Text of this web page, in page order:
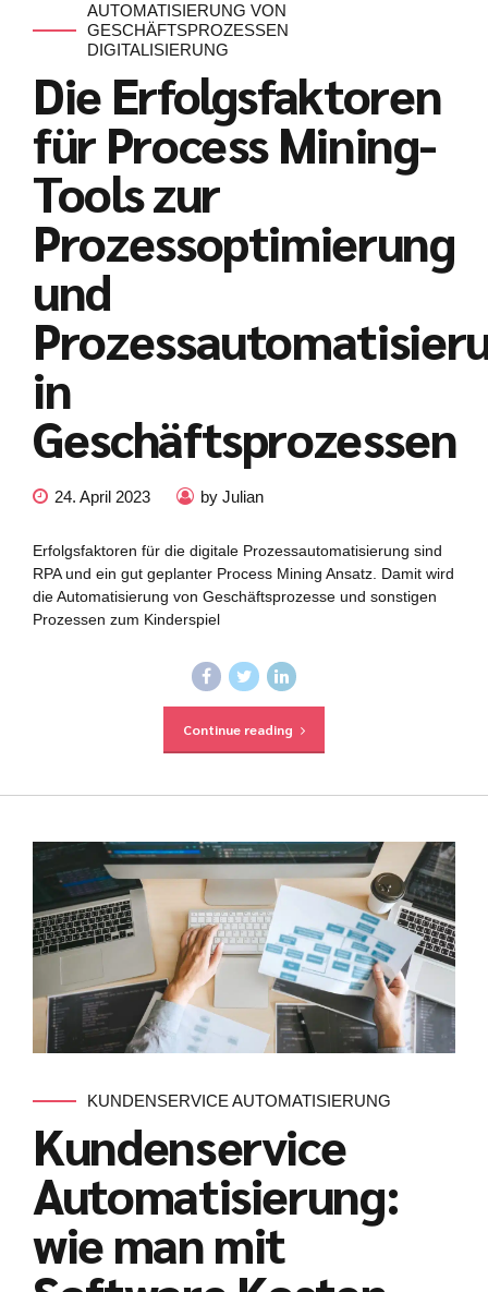
AUTOMATISIERUNG VON
GESCHÄFTSPROZESSEN
DIGITALISIERUNG
Die Erfolgsfaktoren
für Process Mining-
Tools zur
Prozessoptimierung
und
in
Geschäftsprozessen
24. April 2023 by Julian
Erfolgsfaktoren für die digitale Prozessautomatisierung sind
RPA und ein gut geplanter Process Mining Ansatz. Damit wird
die Automatisierung von Geschäftsprozesse und sonstigen
Prozessen zum Kinderspiel
Continue reading
KUNDENSERVICE AUTOMATISIERUNG
Kundenservice
Automatisierung:
wie man mit